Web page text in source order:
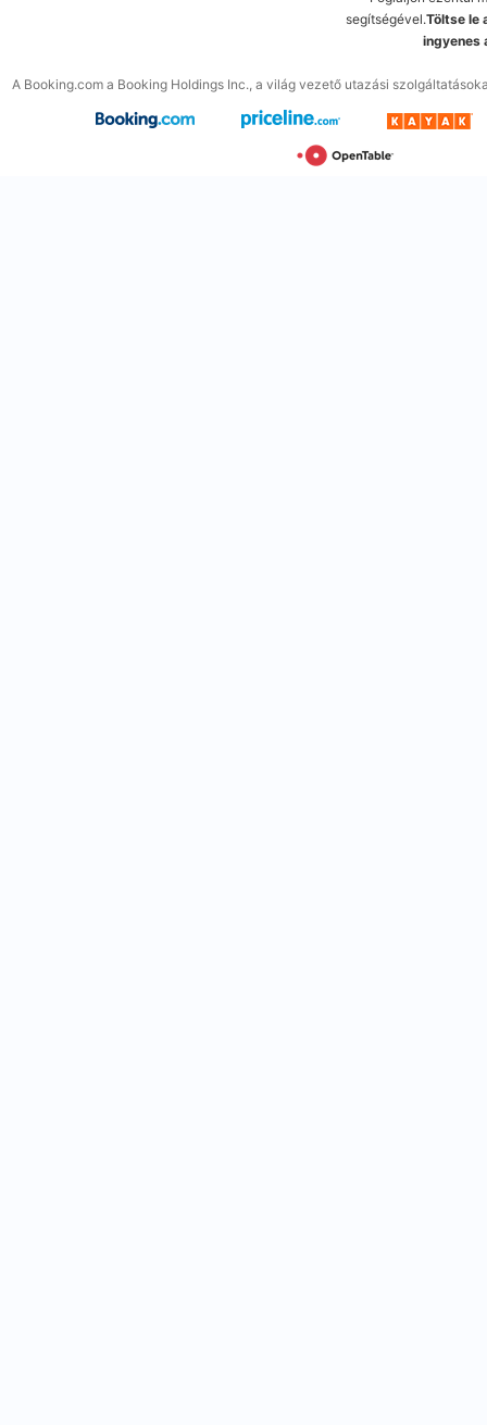
segítségével.Töltse le
ingyenes
A Booking.com a Booking Holdings Inc., a világ vezető utazási